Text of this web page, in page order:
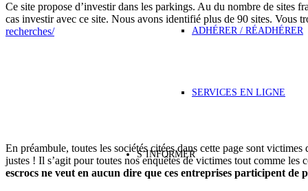
ADHÉRER / RÉADHÉRER
SERVICES EN LIGNE
S’INFORMER
Ce site propose d’investir dans les parkings. Au du nombre de sites
cas investir avec ce site. Nous avons identifié plus de 90 sites. Vous
recherches/
En préambule, toutes les sociétés citées dans cette page sont
justes ! Il s’agit pour toutes nos enquêtes de victimes tout comme
escrocs ne veut en aucun dire que ces entreprises participent